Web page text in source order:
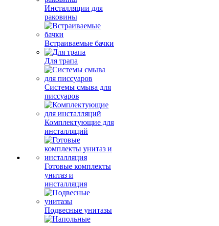
Инсталляции для
раковины
Встраиваемые бачки
Для трапа
Системы смыва для
писсуаров
Комплектующие для
инсталляций
Готовые комплекты
унитаз и
инсталляция
Подвесные унитазы